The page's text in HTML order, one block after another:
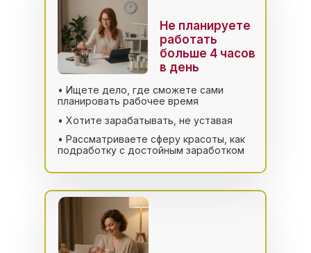
Не планируете
работать
больше 4 часов
в день
• Рассматриваете сферу красоты, как
подработку с достойным заработком
• Хотите зарабатывать, не уставая
• Ищете дело, где сможете сами
планировать рабочее время